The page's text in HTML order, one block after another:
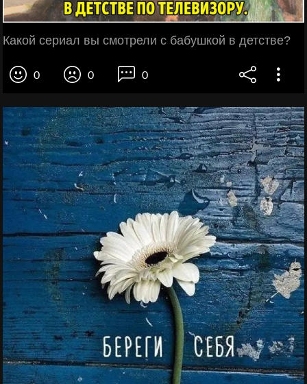
Какой сериал вы смотрели с бабушкой в детстве?
0 0 0